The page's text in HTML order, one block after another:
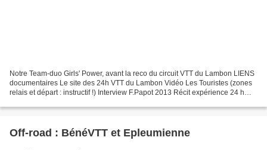
Notre Team-duo Girls' Power, avant la reco du circuit VTT du Lambon LIENS
documentaires Le site des 24h VTT du Lambon Vidéo Les Touristes (zones
relais et départ : instructif !) Interview F.Papot 2013 Récit expérience 24 h
Off-road : BénéVTT et Epleumienne